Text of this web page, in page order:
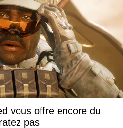
vous offre encore du
pas